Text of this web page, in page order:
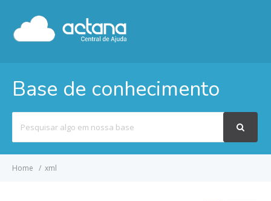
Base de conhecimento
por
Home xml